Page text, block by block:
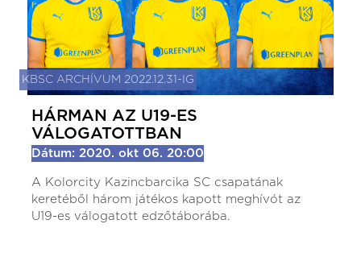
KBSC ARCHÍVUM 2022.12.31-IG
HÁRMAN AZ U19-ES
VÁLOGATOTTBAN
Dátum: 2020. okt 06. 20:00
A Kolorcity Kazincbarcika SC csapatának
keretéből három játékos kapott meghívót az
U19-es válogatott edzőtáborába.